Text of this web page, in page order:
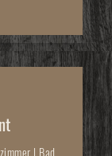
| Bad